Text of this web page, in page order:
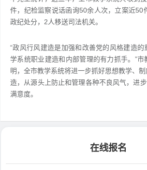
件，纪检监察说话函询50余人次，立案近50
政纪处分，2人移送司法机关。
“政风行风建造是加强和改善党的风格建造
学系统职业建造和内部管理的有力抓手。”市
明，全市教学系统将进一步抓好思想教学、
造，从源头上防止和管理各种不良风气，进
满意度。
在线报名